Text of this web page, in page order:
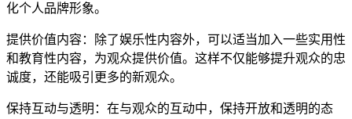
化个人品牌形象。
提供价值内容：除了娱乐性内容外，可以适当加入一些实用性
和教育性内容，为观众提供价值。这样不仅能够提升观众的忠
诚度，还能吸引更多的新观众。
保持互动与透明：在与观众的互动中，保持开放和透明的态